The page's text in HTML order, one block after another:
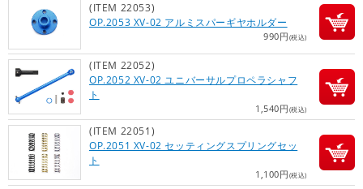
(ITEM 22053)
OP.2053 XV-02 アルミスパーギヤホルダー
990円(税込)
(ITEM 22052)
OP.2052 XV-02 ユニバーサルプロペラシャフ
ト
1,540円(税込)
(ITEM 22051)
OP.2051 XV-02 セッティングスプリングセッ
ト
1,100円(税込)